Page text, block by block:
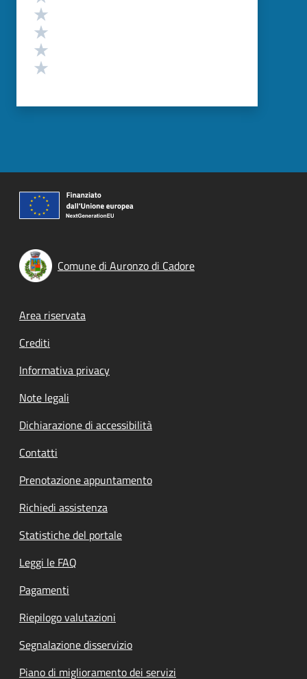
Comune di Auronzo di Cadore
Footer menu
Area riservata
Crediti
Informativa privacy
Note legali
Dichiarazione di accessibilità
Contatti
Prenotazione appuntamento
Richiedi assistenza
Statistiche del portale
Leggi le FAQ
Pagamenti
Riepilogo valutazioni
Segnalazione disservizio
Piano di miglioramento dei servizi